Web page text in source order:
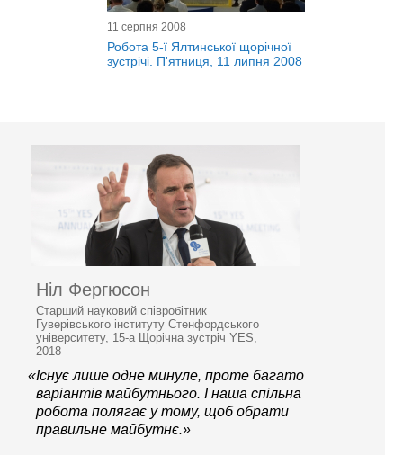
11 серпня 2008
Робота 5-ї Ялтинської щорічної
зустрічі. П'ятниця, 11 липня 2008
Ніл Фергюсон
Старший науковий співробітник
Гуверівського інституту Стенфордського
університету, 15-а Щорічна зустріч YES,
2018
«Існує лише одне минуле, проте багато
варіантів майбутнього. І наша спільна
робота полягає у тому, щоб обрати
правильне майбутнє.»